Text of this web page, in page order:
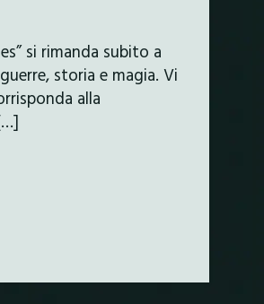
si rimanda subito a
storia e magia. Vi
alla